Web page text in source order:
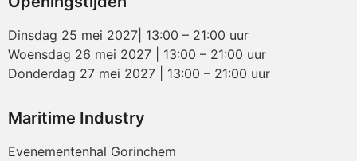
Dinsdag 25 mei 2027| 13:00 – 21:00 uur
Woensdag 26 mei 2027 | 13:00 – 21:00 uur
Donderdag 27 mei 2027 | 13:00 – 21:00 uur
Maritime Industry
Evenementenhal Gorinchem